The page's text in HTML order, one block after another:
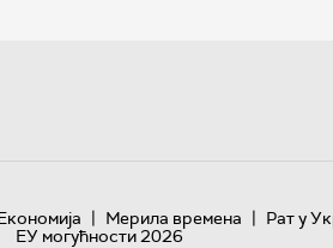
| Мерила времена | Рат у
ЕУ могућности 2026